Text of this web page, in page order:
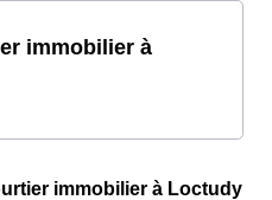
immobilier à
immobilier à Loctudy